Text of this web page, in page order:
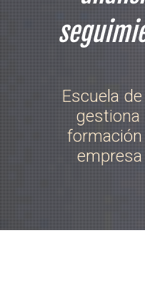
Escuela
gestiona